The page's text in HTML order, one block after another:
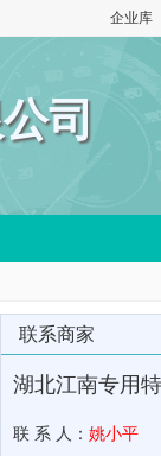
企业库
司
联系商家
湖北江南专用
联 系 人： 姚小平